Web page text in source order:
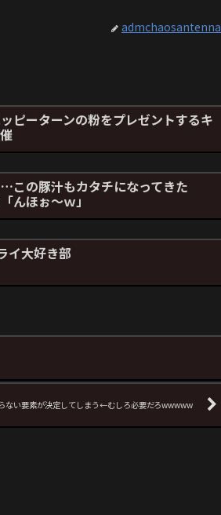
admchaosantenna
ピーターンの粉をプレゼントするキ
この豚汁もカタチになってきた
んほぉ～ｗ」
イ大好き部
ない要素が決定してしまう←むしろ必要だろwwwww